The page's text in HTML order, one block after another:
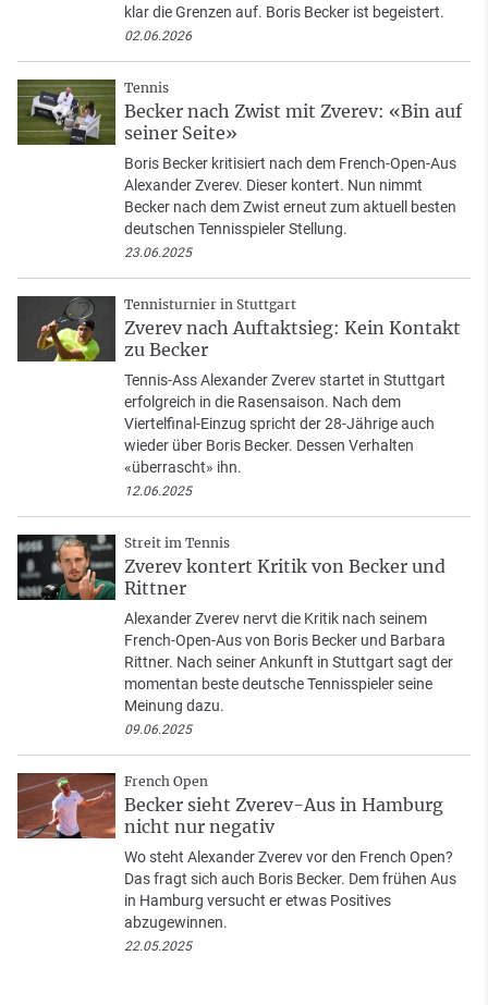
klar die Grenzen auf. Boris Becker ist begeistert.
02.06.2026
Tennis
Becker nach Zwist mit Zverev: «Bin auf
seiner Seite»
Boris Becker kritisiert nach dem French-Open-Aus
Alexander Zverev. Dieser kontert. Nun nimmt
Becker nach dem Zwist erneut zum aktuell besten
deutschen Tennisspieler Stellung.
23.06.2025
Tennisturnier in Stuttgart
Zverev nach Auftaktsieg: Kein Kontakt
zu Becker
Tennis-Ass Alexander Zverev startet in Stuttgart
erfolgreich in die Rasensaison. Nach dem
Viertelfinal-Einzug spricht der 28-Jährige auch
wieder über Boris Becker. Dessen Verhalten
«überrascht» ihn.
12.06.2025
Streit im Tennis
Zverev kontert Kritik von Becker und
Rittner
Alexander Zverev nervt die Kritik nach seinem
French-Open-Aus von Boris Becker und Barbara
Rittner. Nach seiner Ankunft in Stuttgart sagt der
momentan beste deutsche Tennisspieler seine
Meinung dazu.
09.06.2025
French Open
Becker sieht Zverev-Aus in Hamburg
nicht nur negativ
Wo steht Alexander Zverev vor den French Open?
Das fragt sich auch Boris Becker. Dem frühen Aus
in Hamburg versucht er etwas Positives
abzugewinnen.
22.05.2025